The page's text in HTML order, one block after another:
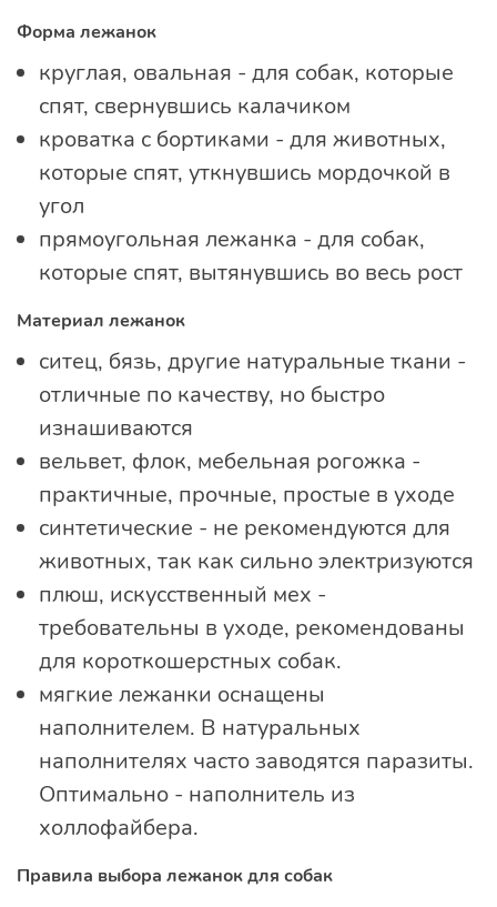
Форма лежанок
круглая, овальная - для собак, которые
спят, свернувшись калачиком
кроватка с бортиками - для животных,
которые спят, уткнувшись мордочкой в
угол
прямоугольная лежанка - для собак,
которые спят, вытянувшись во весь рост
Материал лежанок
ситец, бязь, другие натуральные ткани -
отличные по качеству, но быстро
изнашиваются
вельвет, флок, мебельная рогожка -
практичные, прочные, простые в уходе
синтетические - не рекомендуются для
животных, так как сильно электризуются
плюш, искусственный мех -
требовательны в уходе, рекомендованы
для короткошерстных собак.
мягкие лежанки оснащены
наполнителем. В натуральных
наполнителях часто заводятся паразиты.
Оптимально - наполнитель из
холлофайбера.
Правила выбора лежанок для собак